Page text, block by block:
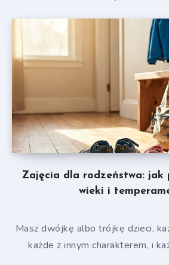
Zajęcia dla rodzeństwa: jak
wieki i
Masz dwójkę albo trójkę dzieci,
każde z innym charakterem, i